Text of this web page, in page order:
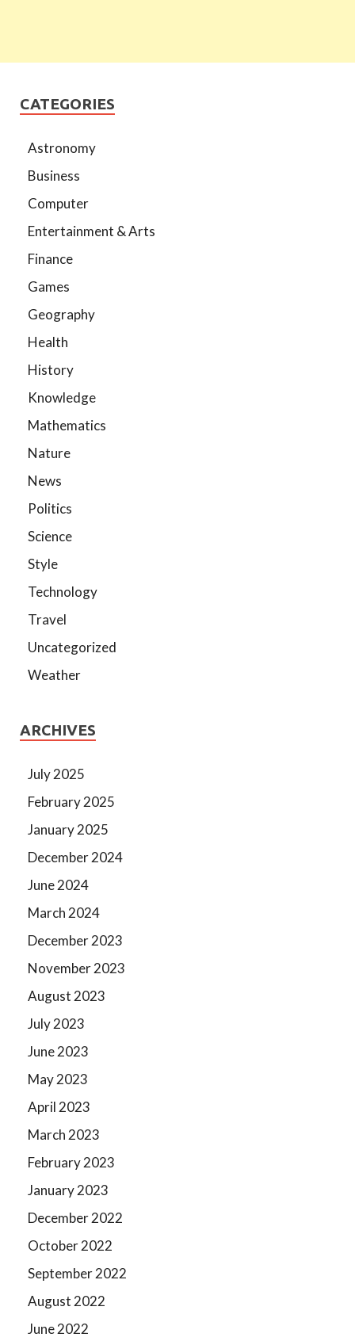
CATEGORIES
Astronomy
Business
Computer
Entertainment & Arts
Finance
Games
Geography
Health
History
Knowledge
Mathematics
Nature
News
Politics
Science
Style
Technology
Travel
Uncategorized
Weather
ARCHIVES
July 2025
February 2025
January 2025
December 2024
June 2024
March 2024
December 2023
November 2023
August 2023
July 2023
June 2023
May 2023
April 2023
March 2023
February 2023
January 2023
December 2022
October 2022
September 2022
August 2022
June 2022